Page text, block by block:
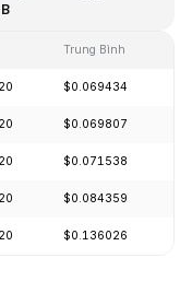
Trung Bình
$0.069434
$0.069807
$0.071538
$0.084359
$0.136026